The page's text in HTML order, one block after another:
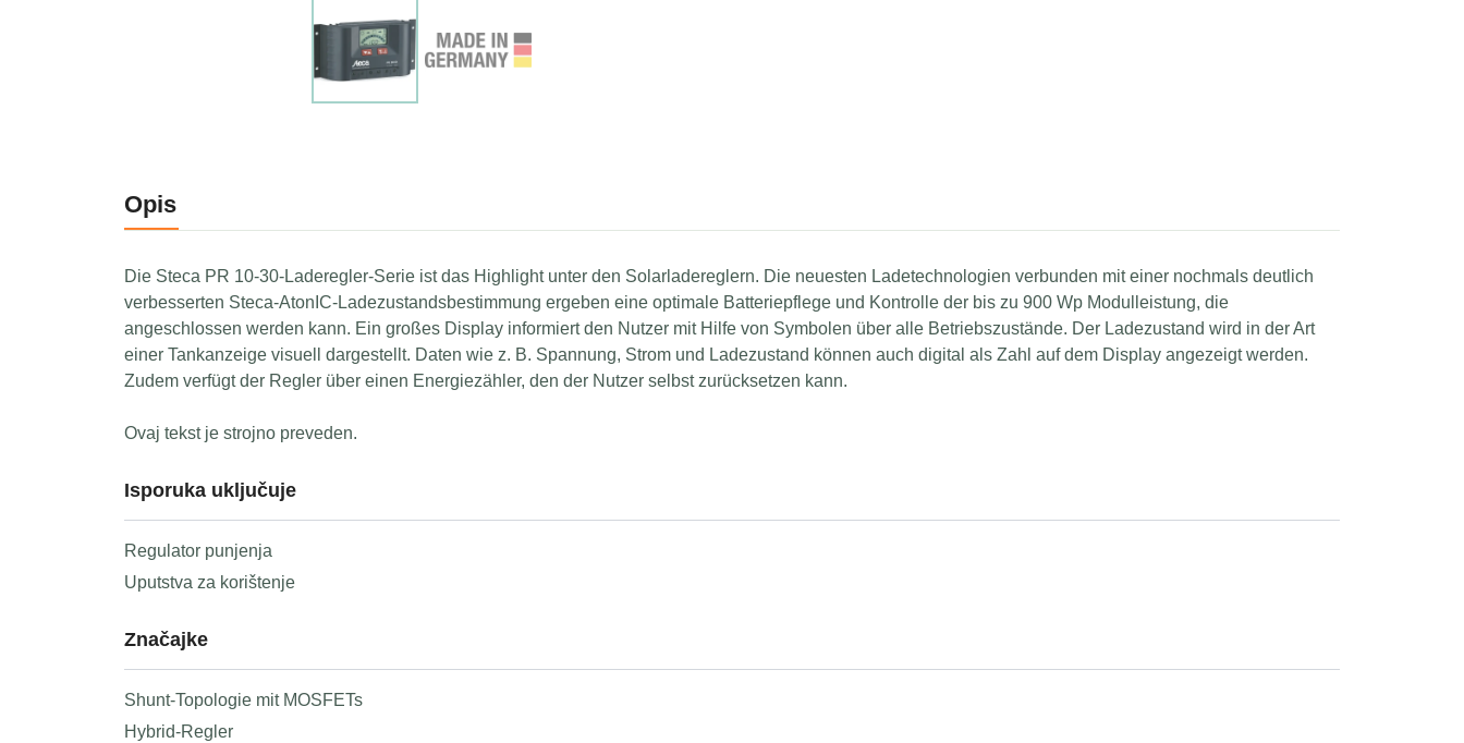
Opis
Die Steca PR 10-30-Laderegler-Serie ist das Highlight unter den Solarladereglern. Die neuesten Ladetechnologien verbunden mit einer nochmals deutlich
verbesserten Steca-AtonIC-Ladezustandsbestimmung ergeben eine optimale Batteriepflege und Kontrolle der bis zu 900 Wp Modulleistung, die
angeschlossen werden kann. Ein großes Display informiert den Nutzer mit Hilfe von Symbolen über alle Betriebszustände. Der Ladezustand wird in der Art
einer Tankanzeige visuell dargestellt. Daten wie z. B. Spannung, Strom und Ladezustand können auch digital als Zahl auf dem Display angezeigt werden.
Zudem verfügt der Regler über einen Energiezähler, den der Nutzer selbst zurücksetzen kann.
Ovaj tekst je strojno preveden.
Isporuka uključuje
Regulator punjenja
Uputstva za korištenje
Značajke
Shunt-Topologie mit MOSFETs
Hybrid-Regler